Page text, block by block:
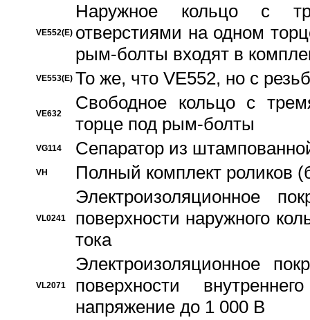
VE552(E)
Наружное кольцо с
отверстиями на одном
рым-болты входят в
VE553(E) То же, что VE552, но с
VE632
Свободное кольцо с
торце под рым-болты
VG114 Сепаратор из
VH Полный комплект роликов
VL0241
Электроизоляционное
поверхности наружного
тока
VL2071
Электроизоляционное
поверхности
напряжение до 1 000 В